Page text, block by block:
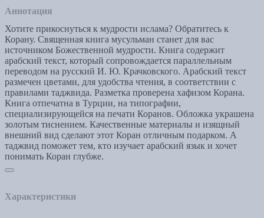
Аннотация
Хотите прикоснуться к мудрости ислама? Обратитесь к
Корану. Священная книга мусульман станет для вас
источником Божественной мудрости. Книга содержит
арабский текст, который сопровождается параллельным
переводом на русский И. Ю. Крачковского. Арабский текст
размечен цветами, для удобства чтения, в соответствии с
правилами таджвида. Разметка проверена хафизом Корана.
Книга отпечатна в Турции, на типографии,
специализирующейся на печати Коранов. Обложка украшена
золотым тиснением. Качественные материалы и изящный
внешний вид сделают этот Коран отличным подарком. А
таджвид поможет тем, кто изучает арабский язык и хочет
понимать Коран глубже.
Характеристики